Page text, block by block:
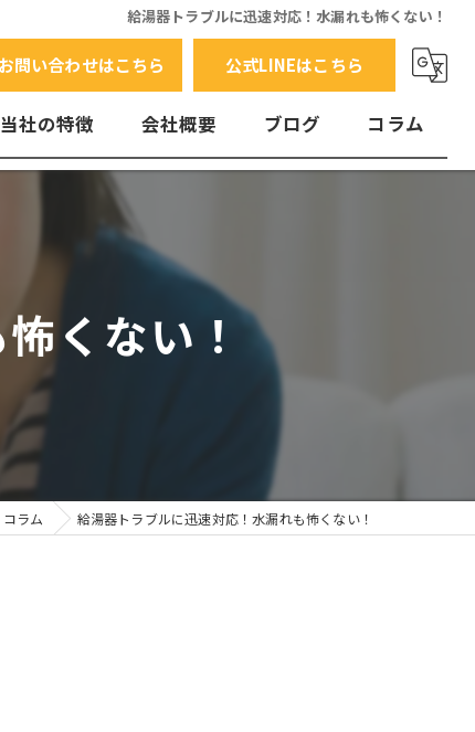
給湯器トラブルに迅速対応！水漏れも怖くない！
お問い合わせはこちら 公式LINEはこちら
当社の特徴
障
会社概要 ブログ コラム
くない！
コラム 給湯器トラブルに迅速対応！水漏れも怖くない！